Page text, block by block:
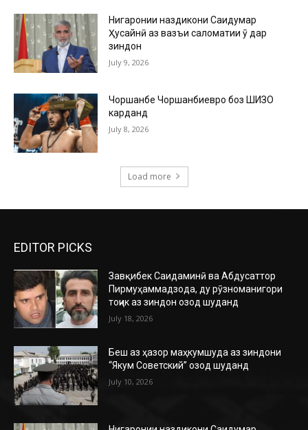
Нигаронии наздикони Саидумар
Ҳусайнӣ аз вазъи саломатии ӯ дар
зиндон
July 9, 2026
Чоршанбе Чоршанбиевро боз ШИЗО
карданд
July 8, 2026
Load more
EDITOR PICKS
Завқибек Саидаминӣ ва Абдусаттор
Пирмуҳаммадзода, ду рӯзноманигори
тоҷик аз зиндон озод шуданд
July 18, 2026
Беш аз ҳазор маҳкумшуда аз зиндони
“Якум Советский” озод шуданд
July 10, 2026